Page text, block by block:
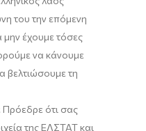
του την επόμενη
μην έχουμε τόσες
να κάνουμε
βελτιώσουμε τη
Πρόεδρε ότι σας
της ΕΛΣΤΑΤ και